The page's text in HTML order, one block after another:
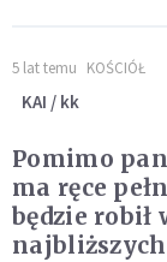
5 lat temu KOŚCIÓŁ
KAI / kk
Pomimo
ma ręce
będzie robił